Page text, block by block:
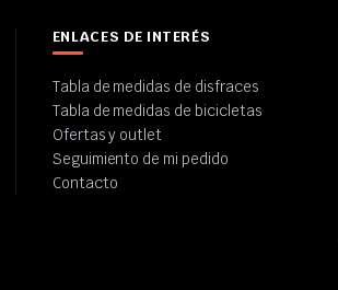
ENLACES DE INTERÉS
Tabla de medidas de disfraces
Tabla de medidas de bicicletas
Ofertas y outlet
Seguimiento de mi pedido
Contacto